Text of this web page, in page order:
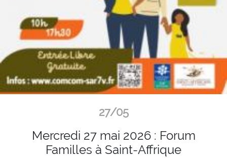
27/05
Mercredi 27 mai 2026 : Forum
Familles à Saint-Affrique